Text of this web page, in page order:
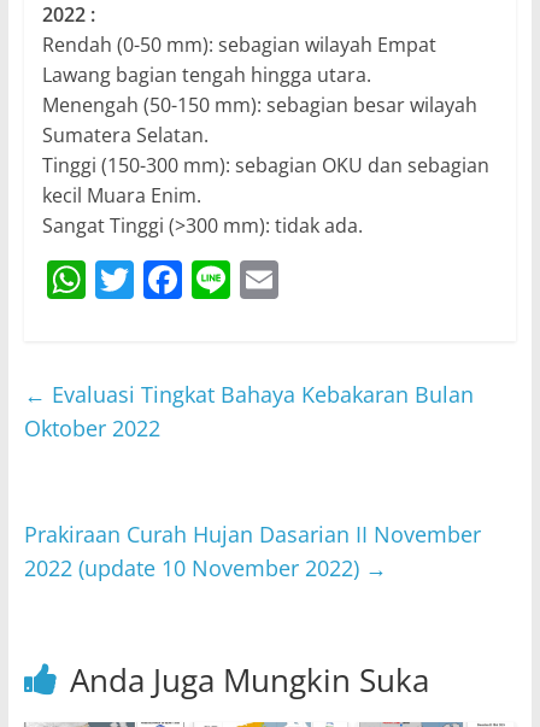
2022 :
Rendah (0-50 mm): sebagian wilayah Empat
Lawang bagian tengah hingga utara.
Menengah (50-150 mm): sebagian besar wilayah
Sumatera Selatan.
Tinggi (150-300 mm): sebagian OKU dan sebagian
kecil Muara Enim.
Sangat Tinggi (>300 mm): tidak ada.
W
s
A
T
er
F
e
k
Li E
l
← Evaluasi Tingkat Bahaya Kebakaran Bulan
Oktober 2022
Prakiraan Curah Hujan Dasarian II November
2022 (update 10 November 2022) →
Anda Juga Mungkin Suka